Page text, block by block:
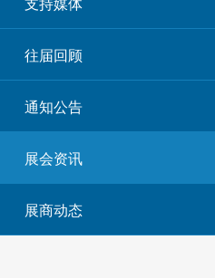
支持媒体
往届回顾
通知公告
展会资讯
展商动态